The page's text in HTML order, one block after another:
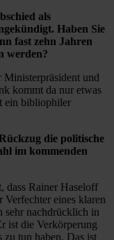
als
Haben Sie
fast zehn Jahren
werden?
Ministerpräsident und
kommt da nur etwas
ein bibliophiler
die politische
im kommenden
dass Rainer Haseloff
Verfechter eines klaren
sehr nachdrücklich in
ist die Verkörperung
tun haben. Das ist